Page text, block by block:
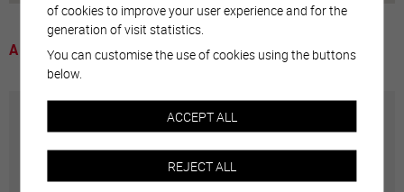
A voir
Annuaire communal
Adresses utiles en ville de Sierre
of cookies to improve your user experience and for the
generation of visit statistics.
You can customise the use of cookies using the buttons
below.
ACCEPT ALL
REJECT ALL